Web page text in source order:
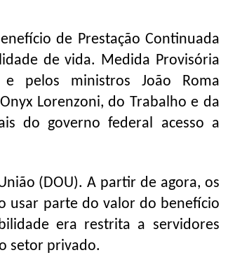
de Prestação Continuada
de vida. Medida Provisória
e pelos ministros João Roma
Lorenzoni, do Trabalho e da
do governo federal acesso a
(DOU). A partir de agora, os
usar parte do valor do benefício
era restrita a servidores
setor privado.